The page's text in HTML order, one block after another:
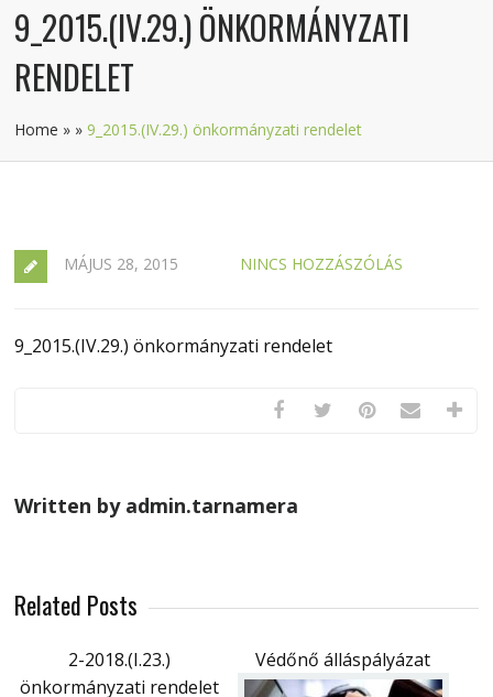
9_2015.(IV.29.) ÖNKORMÁNYZATI
RENDELET
Home » » 9_2015.(IV.29.) önkormányzati rendelet
MÁJUS 28, 2015 NINCS HOZZÁSZÓLÁS
9_2015.(IV.29.) önkormányzati rendelet
Written by admin.tarnamera
Related Posts
2-2018.(I.23.)
önkormányzati rendelet
Védőnő álláspályázat